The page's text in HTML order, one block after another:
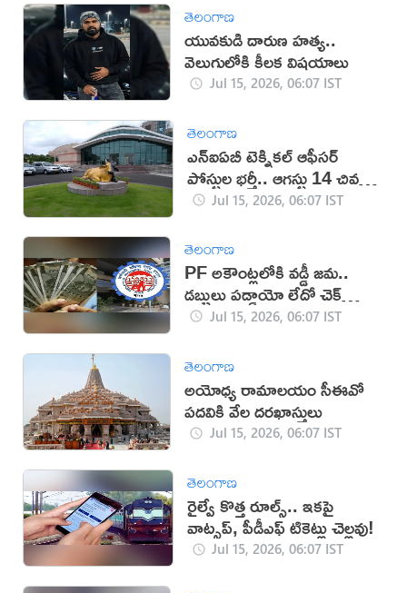
తెలంగాణ
యువకుడి దారుణ హత్య..
వెలుగులోకి కీలక విషయాలు
Jul 15, 2026, 06:07 IST
తెలంగాణ
ఎన్ఐఏబీ టెక్నికల్ ఆఫీసర్
పోస్టుల భర్తీ.. ఆగస్టు 14 చివరి
తేదీ Jul 15, 2026, 06:07 IST
తెలంగాణ
PF అకౌంట్లలోకి వడ్డీ జమ..
డబ్బులు పడ్డాయో లేదో చెక్
చేసుకోండి ఇలా!
Jul 15, 2026, 06:07 IST
తెలంగాణ
అయోధ్య రామాలయం సీఈవో
పదవికి వేల దరఖాస్తులు
Jul 15, 2026, 06:07 IST
తెలంగాణ
రైల్వే కొత్త రూల్స్.. ఇకపై
వాట్సప్, పీడీఎఫ్ టికెట్లు చెల్లవు!
Jul 15, 2026, 06:07 IST